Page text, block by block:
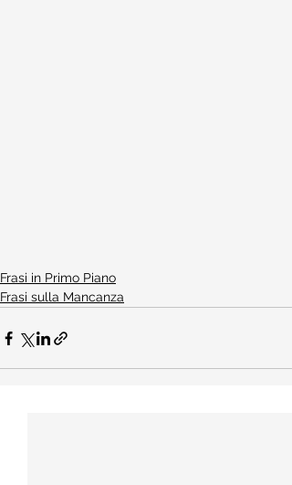
Frasi in Primo Piano
Frasi sulla Mancanza